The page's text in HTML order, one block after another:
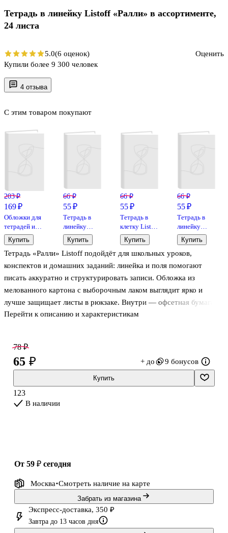
4 отзыва
Тетрадь «Ралли» Listoff подойдёт для школьных уроков,
конспектов и домашних заданий: линейка и поля помогают
писать аккуратно и структурировать записи. Обложка из
мелованного картона с выборочным лаком выглядит ярко и
лучше защищает листы в рюкзаке. Внутри — офсетная бумага
60 г/м², по которой комфортно писать ручкой и карандашом.
недоступен.
Перейти к описанию и характеристикам
С этим товаром покупают
203 ₽
169 ₽
Обложки для
тетрадей и
дневников,
100 мкм,
210х350 мм,
Топ-Спин, 10
Купить
66 ₽
55 ₽
Тетрадь в
линейку
Listoff
«Космическая
одиссея» в
ассортименте,
Купить
66 ₽
55 ₽
Тетрадь в
клетку Listoff
«Классическая
серия» в
ассортименте,
18 листов
Купить
66 ₽
55 ₽
Тетрадь в
линейку
Listoff
«Классическая
серия» в
ассортименте,
Купить
Тетрадь в линейку Listoff «Ралли» в ассортименте,
24 листа
5.0(6 оценок)
Оценить
Купили более 9 300 человек
78 ₽
65 ₽ + до 9 бонусов
Купить
123
В наличии
от 59 ₽ сегодня
Москва Смотреть наличие на карте
Забрать из магазина
Экспресс-доставка, 350 ₽
Завтра до 13 часов дня